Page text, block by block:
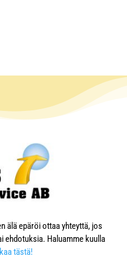
älä epäröi ottaa yhteyttä, jos
ehdotuksia. Haluamme kuulla
tästä!